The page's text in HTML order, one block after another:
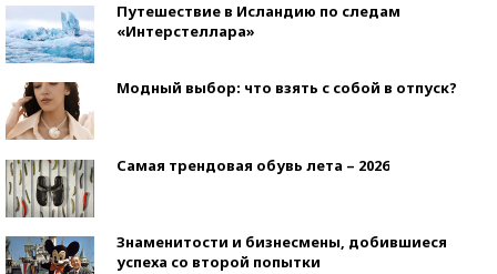
Путешествие в Исландию по следам
«Интерстеллара»
Модный выбор: что взять с собой в отпуск?
Самая трендовая обувь лета – 2026
Знаменитости и бизнесмены, добившиеся
успеха со второй попытки